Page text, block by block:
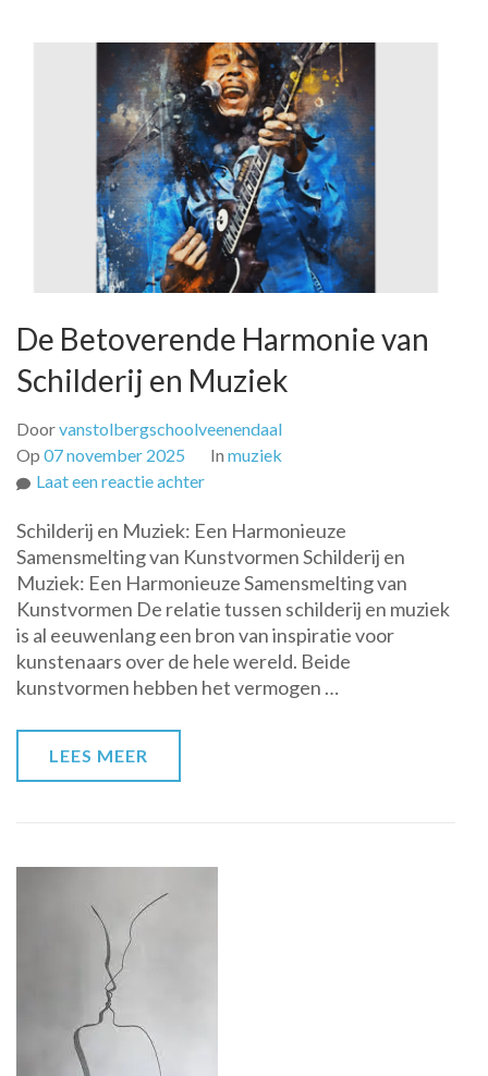
De Betoverende Harmonie van
Schilderij en Muziek
Doorvanstolbergschoolveenendaal
Op 07 november 2025 In muziek
Laat een reactie achterop
Betoverende
Harmonie
van
Schilderij
en
Muziek
Schilderij en Muziek: Een Harmonieuze
Samensmelting van Kunstvormen Schilderij en
Muziek: Een Harmonieuze Samensmelting van
Kunstvormen De relatie tussen schilderij en muziek
is al eeuwenlang een bron van inspiratie voor
kunstenaars over de hele wereld. Beide
kunstvormen hebben het vermogen …
LEES MEER